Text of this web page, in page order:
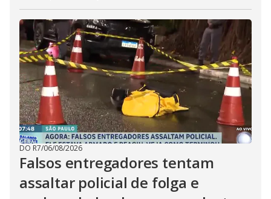
DO R7/06/08/2026
Falsos entregadores tentam
assaltar policial de folga e